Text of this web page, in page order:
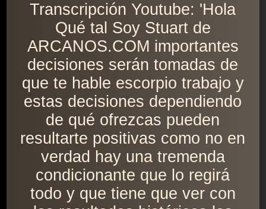
Transcripción Youtube: 'Hola
Qué tal Soy Stuart de
ARCANOS.COM importantes
decisiones serán tomadas de
que te hable escorpio trabajo y
estas decisiones dependiendo
de qué ofrezcas pueden
resultarte positivas como no en
verdad hay una tremenda
condicionante que lo regirá
todo y que tiene que ver con